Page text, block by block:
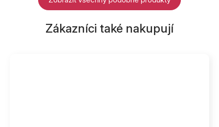
Zákazníci také nakupují